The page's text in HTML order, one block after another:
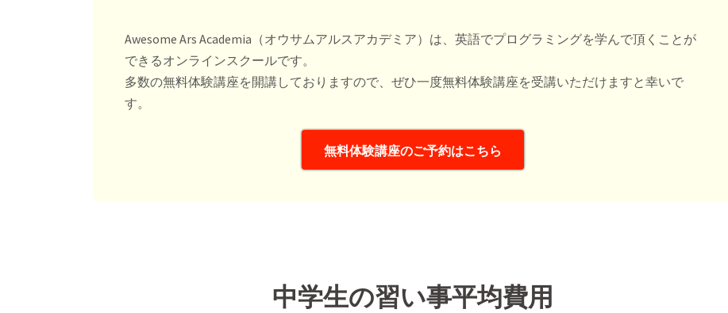
Awesome Ars Academia（オウサムアルスアカデミア）は、英語でプログラミングを学んで頂くことが
できるオンラインスクールです。
多数の無料体験講座を開講しておりますので、ぜひ一度無料体験講座を受講いただけますと幸いで
す。
無料体験講座のご予約はこちら
中学生の習い事平均費用